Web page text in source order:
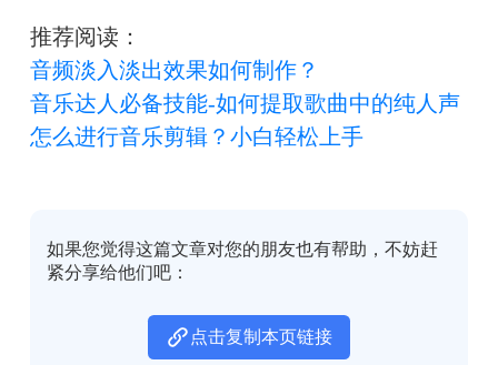
推荐阅读：
音频淡入淡出效果如何制作？
音乐达人必备技能-如何提取歌曲中的纯人声
怎么进行音乐剪辑？小白轻松上手
如果您觉得这篇文章对您的朋友也有帮助，不妨赶
紧分享给他们吧：
点击复制本页链接